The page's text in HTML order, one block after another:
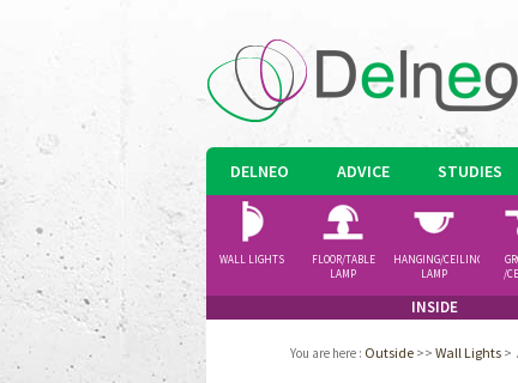
DELNEO ADVICE STUDIES
INSIDE
WALL LIGHTS
FLOOR/TABLE
LAMP
HANGING/CEILING
LAMP
/
You are here : Outside >> Wall Lights >